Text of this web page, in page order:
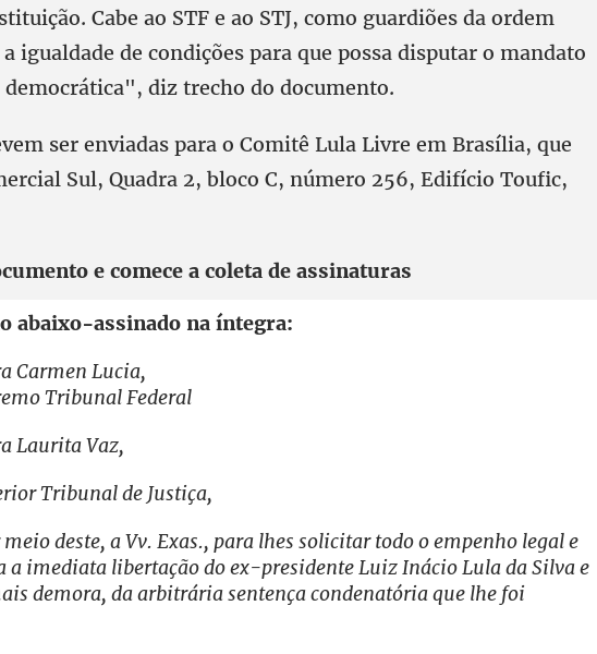
Cabe ao STF e ao STJ, como guardiões da ordem
igualdade de condições para que possa disputar o mandato
diz trecho do documento.
ser enviadas para o Comitê Lula Livre em Brasília, que
Sul, Quadra 2, bloco C, número 256, Edifício Toufic,
e comece a coleta de assinaturas
abaixo-assinado na íntegra:
Carmen Lucia,
Tribunal Federal
Laurita Vaz,
Tribunal de Justiça,
deste, a Vv. Exas., para lhes solicitar todo o empenho legal e
a imediata libertação do ex-presidente Luiz Inácio Lula da Silva e
demora, da arbitrária sentença condenatória que lhe foi